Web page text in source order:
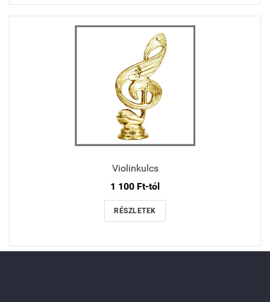
Violinkulcs
1 100 Ft-tól
RÉSZLETEK